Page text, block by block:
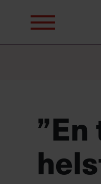
efter: